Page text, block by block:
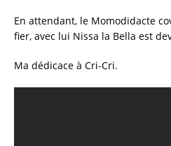
En attendant, le Momodidacte
fier, avec lui Nissa la Bella est
Ma dédicace à Cri-Cri.